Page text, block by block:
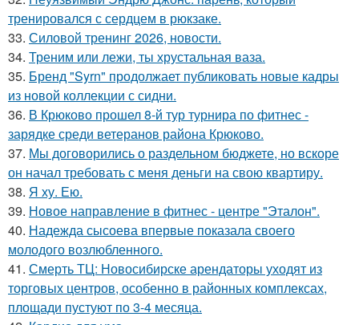
тренировался с сердцем в рюкзаке.
33. Силовой тренинг 2026, новости.
34. Треним или лежи, ты хрустальная ваза.
35. Бренд "Syrn" продолжает публиковать новые кадры
из новой коллекции с сидни.
36. В Крюково прошел 8-й тур турнира по фитнес -
зарядке среди ветеранов района Крюково.
37. Мы договорились о раздельном бюджете, но вскоре
он начал требовать с меня деньги на свою квартиру.
38. Я ху. Ею.
39. Новое направление в фитнес - центре "Эталон".
40. Надежда сысоева впервые показала своего
молодого возлюбленного.
41. Смерть ТЦ: Новосибирске арендаторы уходят из
торговых центров, особенно в районных комплексах,
площади пустуют по 3-4 месяца.